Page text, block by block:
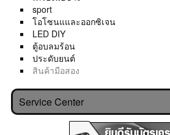
sport
โอโซนแและออกซิเจน
LED DIY
ตู้อบลมร้อน
ประดับยนต์
สินค้ามือสอง
Service Center